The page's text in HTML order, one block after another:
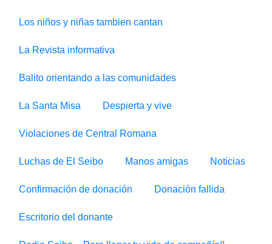
Los niños y niñas tambien cantan
La Revista informativa
Balito orientando a las comunidades
La Santa Misa Despierta y vive
Violaciones de Central Romana
Luchas de El Seibo Manos amigas Noticias
Confirmación de donación Donación fallida
Escritorio del donante